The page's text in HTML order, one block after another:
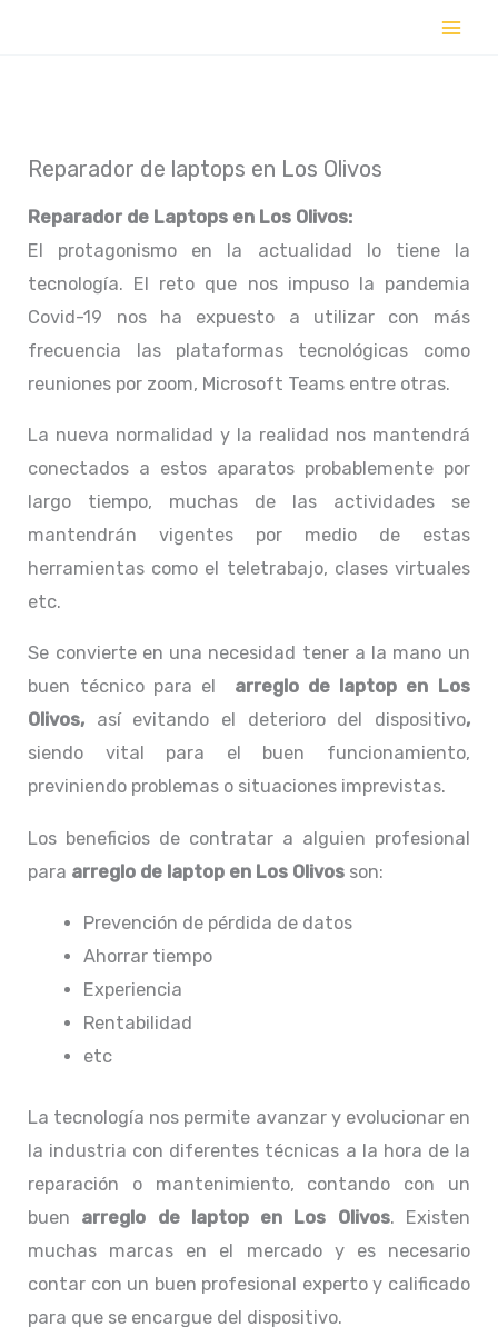
Reparador de laptops en Los Olivos
Reparador de Laptops en Los Olivos:
El protagonismo en la actualidad lo tiene la
tecnología. El reto que nos impuso la pandemia
Covid-19 nos ha expuesto a utilizar con más
frecuencia las plataformas tecnológicas como
reuniones por zoom, Microsoft Teams entre otras.
La nueva normalidad y la realidad nos mantendrá
conectados a estos aparatos probablemente por
largo tiempo, muchas de las actividades se
mantendrán vigentes por medio de estas
herramientas como el teletrabajo, clases virtuales
etc.
Se convierte en una necesidad tener a la mano un
buen técnico para el arreglo de laptop en Los
Olivos, así evitando el deterioro del dispositivo,
siendo vital para el buen funcionamiento,
previniendo problemas o situaciones imprevistas.
Los beneficios de contratar a alguien profesional
para arreglo de laptop en Los Olivos son:
Prevención de pérdida de datos
Ahorrar tiempo
Experiencia
Rentabilidad
etc
La tecnología nos permite avanzar y evolucionar en
la industria con diferentes técnicas a la hora de la
reparación o mantenimiento, contando con un
buen arreglo de laptop en Los Olivos. Existen
muchas marcas en el mercado y es necesario
contar con un buen profesional experto y calificado
para que se encargue del dispositivo.